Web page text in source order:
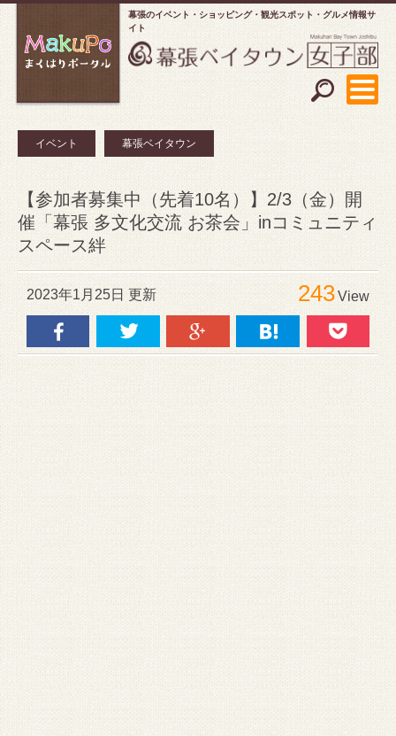
幕張のイベント・ショッピング
観光スポット・グルメ情報サ
イト
イベント 幕張ベイタウン
【参加者募集中（先着10名）】2/3（金）開
催「幕張 多文化交流 お茶会」inコミュニティ
スペース絆
2023年1月25日 更新 243View